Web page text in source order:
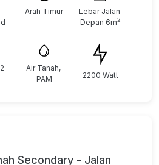
Arah Timur
Lebar Jalan
Depan 6m2
Air Tanah,
PAM
2200 Watt
Secondary - Jalan